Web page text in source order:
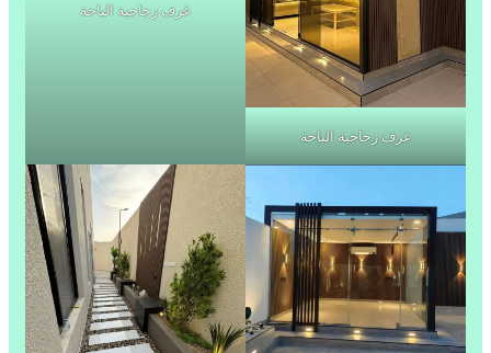
غرف زجاجية الباحة
غرف زجاجية الباحة